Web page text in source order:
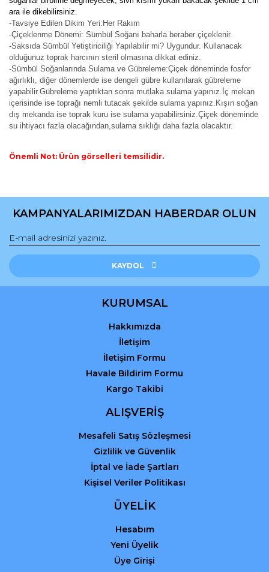
ara ile dikebilirsiniz.
-Tavsiye Edilen Dikim Yeri:Her Rakım
-Çiçeklenme Dönemi: Sümbül Soğanı baharla beraber çiçeklenir.
-Saksıda Sümbül Yetiştiriciliği Yapılabilir mi? Uygundur. Kullanacak
olduğunuz toprak harcının steril olmasına dikkat ediniz.
-Sümbül Soğanlarında Sulama ve Gübreleme:Çiçek döneminde fosfor
ağırlıklı, diğer dönemlerde ise dengeli gübre kullanılarak gübreleme
yapabilir.Gübreleme yaptıktan sonra mutlaka sulama yapınız.İç mekan
içerisinde ise toprağı nemli tutacak şekilde sulama yapınız.Kışın soğan
dış mekanda ise toprak kuru ise sulama yapabilirsiniz.Çiçek döneminde
su ihtiyacı fazla olacağından,sulama sıklığı daha fazla olacaktır.
Önemli Not: Ürün görselleri temsilidir.
konularda yetersiz gördüğünüz noktaları öneri formunu
Görüş ve önerileriniz için teşekkür ederiz.
Ürün resmi kalitesiz, bozuk veya görüntülenemiyor.
Ürün açıklamasında eksik bilgiler bulunuyor.
Ürün fiyatı diğer sitelerden daha pahalı.
Gönder
KAMPANYALARIMIZDAN HABERDAR OLUN
KAYDOL
KURUMSAL
Hakkımızda
İletişim
İletişim Formu
Havale Bildirim Formu
Kargo Takibi
ALIŞVERİŞ
Mesafeli Satış Sözleşmesi
Gizlilik ve Güvenlik
İptal ve İade Şartları
Kişisel Veriler Politikası
ÜYELİK
Hesabım
Yeni Üyelik
Üye Girişi